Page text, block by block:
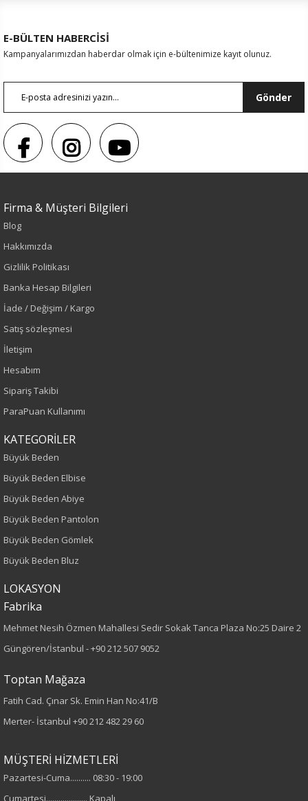
Sezon : KIŞLIK
Renk
Sezon
Yaş Grubu
Kalıp
Desen
Kumaş
%98 Pamuk
%2 Elastan
Cinsiyet
Kadın
E-BÜLTEN HABERCİSİ
Kampanyalarımızdan haberdar olmak için e-bültenimize kayıt olunuz.
Gönder
Firma & Müşteri Bilgileri
Blog
Hakkımızda
Gizlilik Politikası
Banka Hesap Bilgileri
İade / Değişim / Kargo
Satış sözleşmesi
İletişim
Hesabım
Sipariş Takibi
ParaPuan Kullanımı
KATEGORİLER
Büyük Beden
Büyük Beden Elbise
Büyük Beden Abiye
Büyük Beden Pantolon
Büyük Beden Gömlek
Büyük Beden Bluz
LOKASYON
Fabrika
Mehmet Nesih Özmen Mahallesi Sedir Sokak Tanca Plaza No:25 Daire 2
Güngören/İstanbul -+90 212 507 9052
Toptan Mağaza
Fatih Cad. Çınar Sk. Emin Han No:41/B
Merter- İstanbul +90 212 482 29 60
MÜŞTERİ HİZMETLERİ
Pazartesi-Cuma.......... 08:30 - 19:00
Cumartesi.................... Kapalı